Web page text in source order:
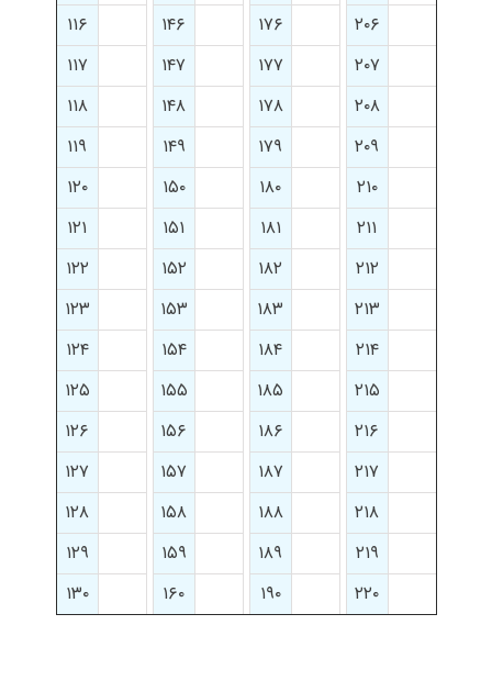
۲۰۶ ۱۷۶ ۱۴۶
۱۱۶
۲۰۷
۱۷۷ ۱۴۷
۱۱۷
۲۰۸
۱۷۸ ۱۴۸
۱۱۸
۲۰۹
۱۷۹ ۱۴۹
۱۱۹
۲۱۰
۱۸۰ ۱۵۰
۱۲۰
۲۱۱
۱۸۱ ۱۵۱
۱۲۱
۲۱۲
۱۸۲ ۱۵۲
۱۲۲
۲۱۳
۱۸۳ ۱۵۳
۱۲۳
۲۱۴
۱۸۴ ۱۵۴
۱۲۴
۲۱۵
۱۸۵ ۱۵۵
۱۲۵
۲۱۶
۱۸۶ ۱۵۶
۱۲۶
۲۱۷
۱۸۷ ۱۵۷
۱۲۷
۲۱۸
۱۸۸ ۱۵۸
۱۲۸
۲۱۹
۱۸۹ ۱۵۹
۱۲۹
۲۲۰
۱۹۰ ۱۶۰ ۱۳۰